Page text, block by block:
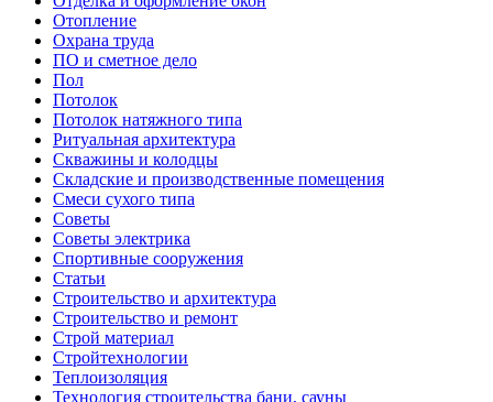
Отопление
Охрана труда
ПО и сметное дело
Пол
Потолок
Потолок натяжного типа
Ритуальная архитектура
Скважины и колодцы
Складские и производственные помещения
Смеси сухого типа
Советы
Советы электрика
Спортивные сооружения
Статьи
Строительство и архитектура
Строительство и ремонт
Строй материал
Стройтехнологии
Теплоизоляция
Технология строительства бани, сауны